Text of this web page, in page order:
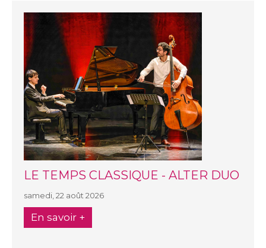
LE TEMPS CLASSIQUE - ALTER DUO
samedi, 22 août 2026
En savoir +